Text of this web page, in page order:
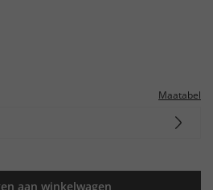
Maatabel
aan winkelwagen